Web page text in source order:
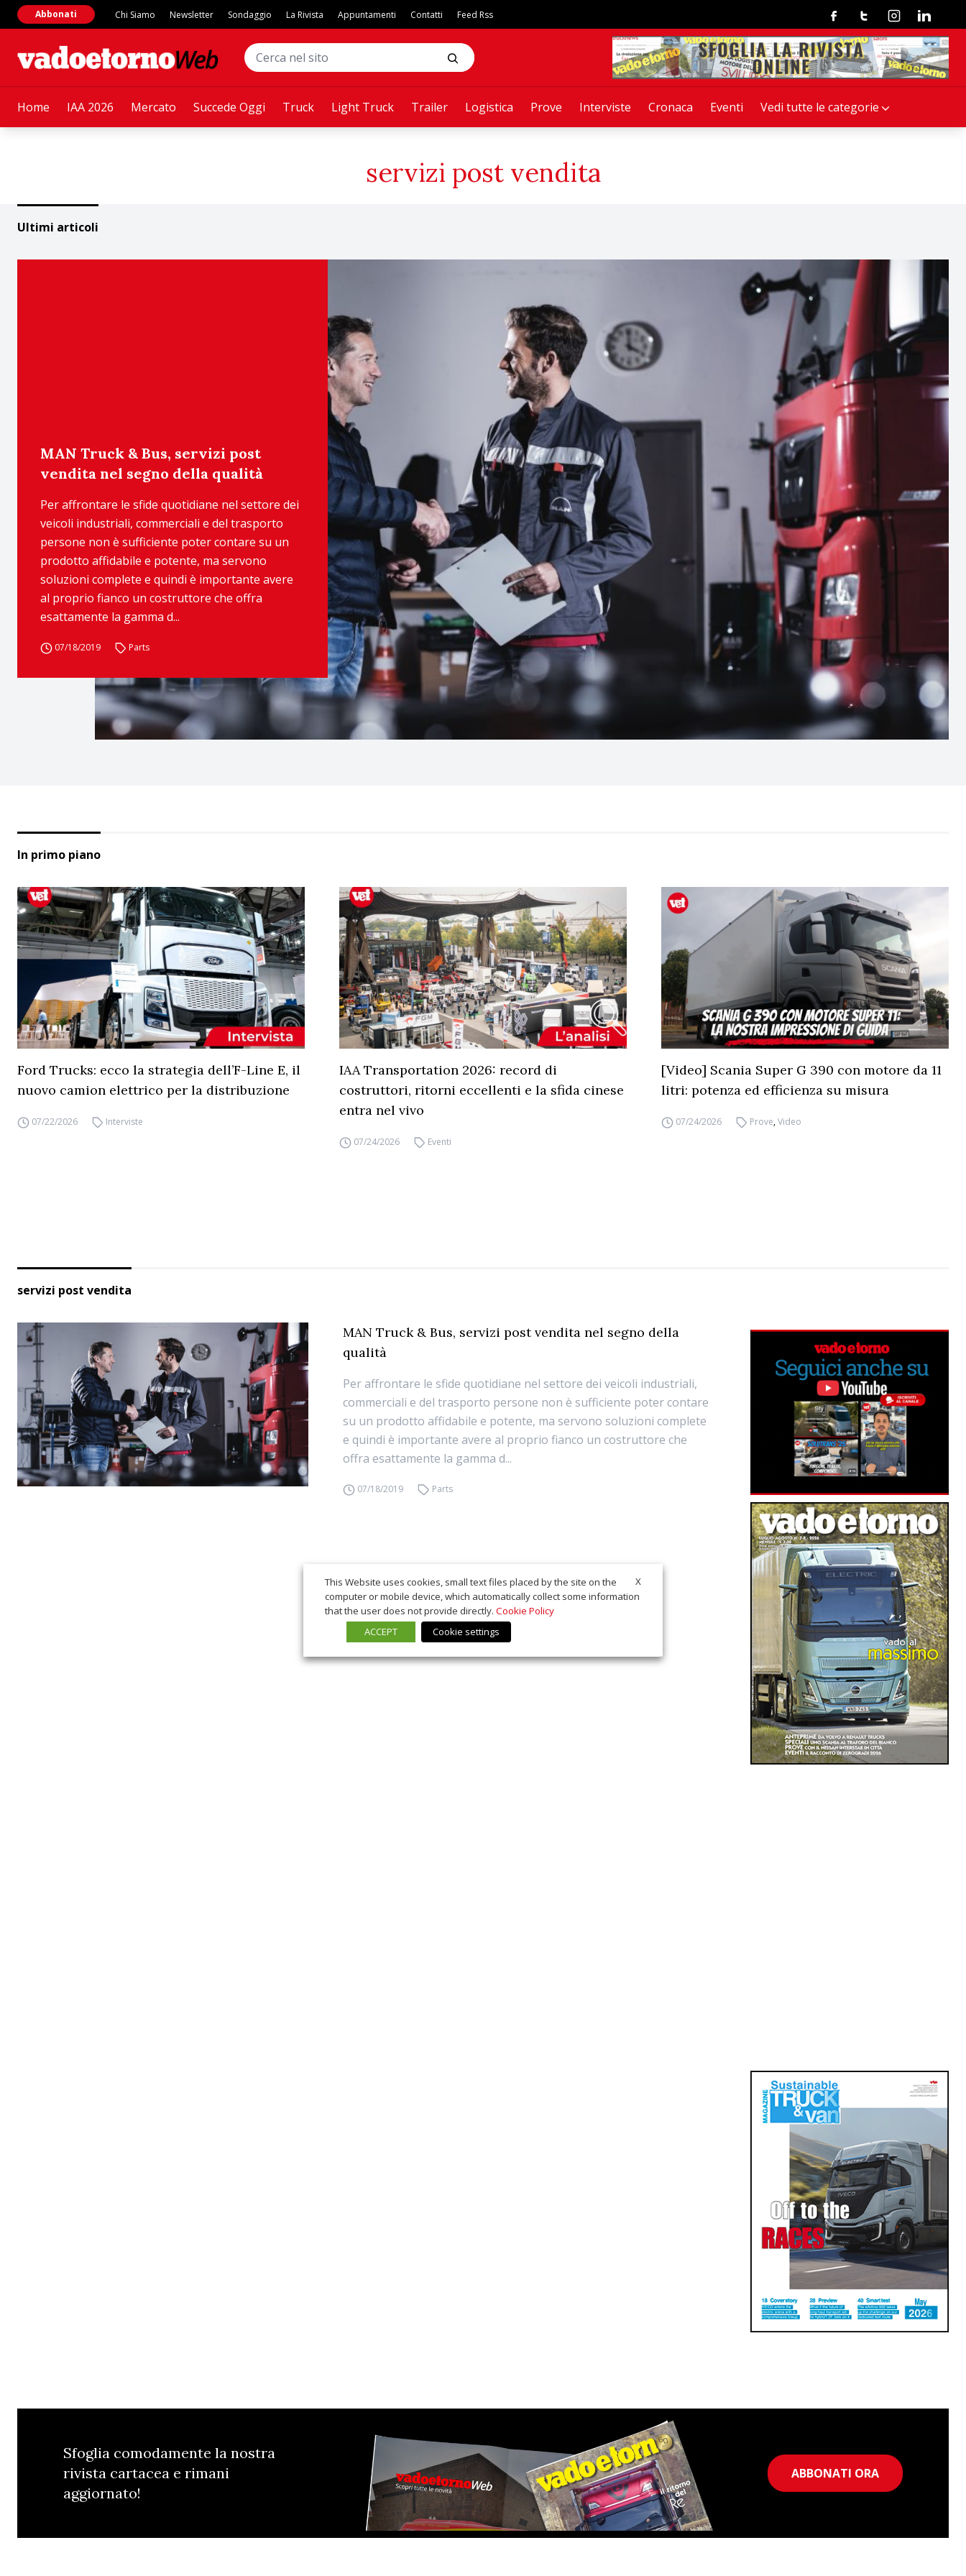
Home IAA 2026 Mercato Succede Oggi Truck Light Truck Trailer Logistica Prove Interviste Cronaca Eventi Vedi tutte le categorie
Abbonati Chi Siamo Newsletter Sondaggio La Rivista Appuntamenti Contatti Feed Rss FacebookTwitterInstagramLinkedin
servizi post vendita
Ultimi articoli
MAN Truck & Bus, servizi post
vendita nel segno della qualità
Per affrontare le sfide quotidiane nel settore dei
veicoli industriali, commerciali e del trasporto
persone non è sufficiente poter contare su un
prodotto affidabile e potente, ma servono
soluzioni complete e quindi è importante avere
al proprio fianco un costruttore che offra
esattamente la gamma d...
07/18/2019 Parts
In primo piano
Ford Trucks: ecco la strategia dell’F-Line E, il
nuovo camion elettrico per la distribuzione
07/22/2026 Interviste
IAA Transportation 2026: record di
costruttori, ritorni eccellenti e la sfida cinese
entra nel vivo
07/24/2026 Eventi
[Video] Scania Super G 390 con motore da 11
litri: potenza ed efficienza su misura
07/24/2026 Prove,Video
servizi post vendita
MAN Truck & Bus, servizi post vendita nel segno della
qualità
Per affrontare le sfide quotidiane nel settore dei veicoli industriali,
commerciali e del trasporto persone non è sufficiente poter contare
su un prodotto affidabile e potente, ma servono soluzioni complete
e quindi è importante avere al proprio fianco un costruttore che
offra esattamente la gamma d...
07/18/2019 Parts
Sfoglia comodamente la nostra
rivista cartacea e rimani
aggiornato!
ABBONATI ORA
X
This Website uses cookies, small text files placed by the site on the
computer or mobile device, which automatically collect some information
that the user does not provide directly. Cookie Policy
ACCEPT
Cookie settings